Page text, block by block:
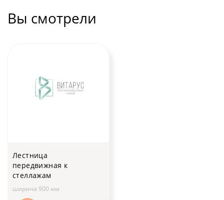
Вы смотрели
Лестница
передвижная к
стеллажам
ширина 900 мм